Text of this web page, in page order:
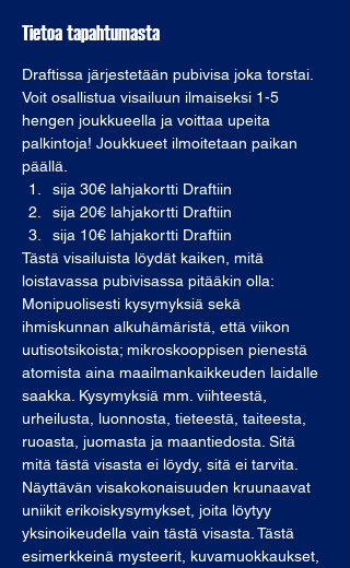
Tietoa tapahtumasta
Draftissa järjestetään pubivisa joka torstai.
Voit osallistua visailuun ilmaiseksi 1-5
hengen joukkueella ja voittaa upeita
palkintoja! Joukkueet ilmoitetaan paikan
päällä.
sija 30€ lahjakortti Draftiin
sija 20€ lahjakortti Draftiin
sija 10€ lahjakortti Draftiin
Tästä visailuista löydät kaiken, mitä
loistavassa pubivisassa pitääkin olla:
Monipuolisesti kysymyksiä sekä
ihmiskunnan alkuhämäristä, että viikon
uutisotsikoista; mikroskooppisen pienestä
atomista aina maailmankaikkeuden laidalle
saakka. Kysymyksiä mm. viihteestä,
urheilusta, luonnosta, tieteestä, taiteesta,
ruoasta, juomasta ja maantiedosta. Sitä
mitä tästä visasta ei löydy, sitä ei tarvita.
Näyttävän visakokonaisuuden kruunaavat
uniikit erikoiskysymykset, joita löytyy
yksinoikeudella vain tästä visasta. Tästä
esimerkkeinä mysteerit, kuvamuokkaukset,